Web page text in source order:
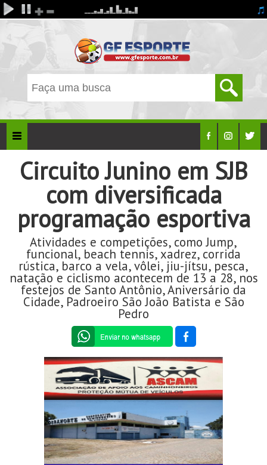
Circuito Junino em SJB
com diversificada
programação esportiva
Atividades e competições, como Jump,
funcional, beach tennis, xadrez, corrida
rústica, barco a vela, vôlei, jiu-jítsu, pesca,
natação e ciclismo acontecem de 13 a 28, nos
festejos de Santo Antônio, Aniversário da
Cidade, Padroeiro São João Batista e São
Pedro